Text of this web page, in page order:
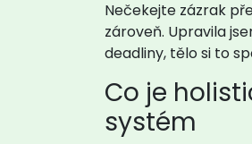
Nečekejte zázrak
zároveň. Upravila
deadliny, tělo si to
Co je
systém